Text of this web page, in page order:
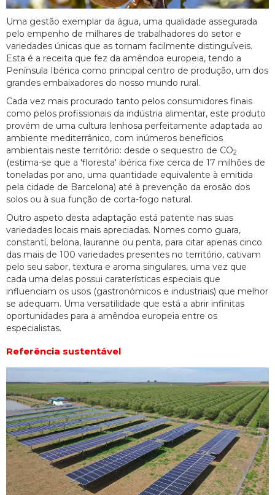
Uma gestão exemplar da água, uma qualidade assegurada
pelo empenho de milhares de trabalhadores do setor e
variedades únicas que as tornam facilmente distinguíveis.
Esta é a receita que fez da amêndoa europeia, tendo a
Península Ibérica como principal centro de produção, um dos
grandes embaixadores do nosso mundo rural.
Cada vez mais procurado tanto pelos consumidores finais
como pelos profissionais da indústria alimentar, este produto
provém de uma cultura lenhosa perfeitamente adaptada ao
ambiente mediterrânico, com inúmeros benefícios
ambientais neste território: desde o sequestro de CO2
(estima-se que a 'floresta' ibérica fixe cerca de 17 milhões de
toneladas por ano, uma quantidade equivalente à emitida
pela cidade de Barcelona) até à prevenção da erosão dos
solos ou à sua função de corta-fogo natural.
Outro aspeto desta adaptação está patente nas suas
variedades locais mais apreciadas. Nomes como guara,
constantí, belona, lauranne ou penta, para citar apenas cinco
das mais de 100 variedades presentes no território, cativam
pelo seu sabor, textura e aroma singulares, uma vez que
cada uma delas possui caraterísticas especiais que
influenciam os usos (gastronómicos e industriais) que melhor
se adequam. Uma versatilidade que está a abrir infinitas
oportunidades para a amêndoa europeia entre os
especialistas.
Referência sustentável